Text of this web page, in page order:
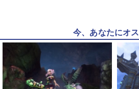
今、あなたにオ